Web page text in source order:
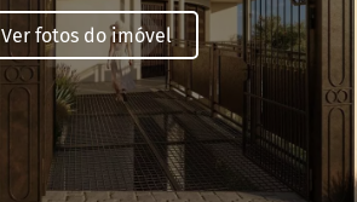
Ver fotos do imóvel